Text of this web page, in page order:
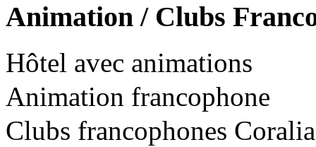
Animation / Clubs
Hôtel avec animations
Animation francophone
Clubs francophones Coralia